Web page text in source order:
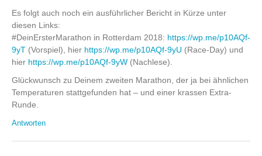
Es folgt auch noch ein ausführlicher Bericht in Kürze unter
diesen Links:
#DeinErsterMarathon in Rotterdam 2018: https://wp.me/p10AQf-
9yT (Vorspiel), hier https://wp.me/p10AQf-9yU (Race-Day) und
hier https://wp.me/p10AQf-9yW (Nachlese).
Glückwunsch zu Deinem zweiten Marathon, der ja bei ähnlichen
Temperaturen stattgefunden hat – und einer krassen Extra-
Runde.
Antworten